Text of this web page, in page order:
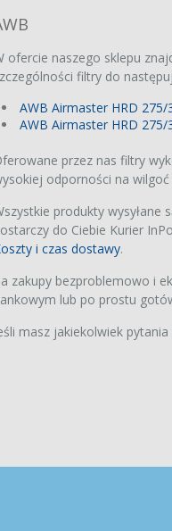
ofercie naszego sklepu
filtry do
AWB Airmaster HRD
AWB Airmaster HRD
przez nas filtry
odporności na
produkty wysyłane
do Ciebie Kurier
i czas dostawy.
zakupy bezproblemowo i
lub po prostu
masz jakiekolwiek
Wysokiej jakości
Komplet filtrów (HEPA +
węglowy + nawilżający)
Sharp UA-KIL60E-W
Wysokiej jakości zamienniki
Komplet filtrów (HEPA +
węglowy + nawilżający)
189,90 zł
Brink Renovent HR
Medium/Large